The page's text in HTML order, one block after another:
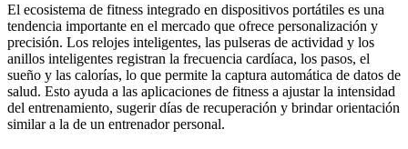
El ecosistema de fitness integrado en dispositivos portátiles es una
tendencia importante en el mercado que ofrece personalización y
precisión. Los relojes inteligentes, las pulseras de actividad y los
anillos inteligentes registran la frecuencia cardíaca, los pasos, el
sueño y las calorías, lo que permite la captura automática de datos de
salud. Esto ayuda a las aplicaciones de fitness a ajustar la intensidad
del entrenamiento, sugerir días de recuperación y brindar orientación
similar a la de un entrenador personal.